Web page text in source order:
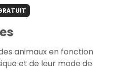
animaux en fonction
et de leur mode de